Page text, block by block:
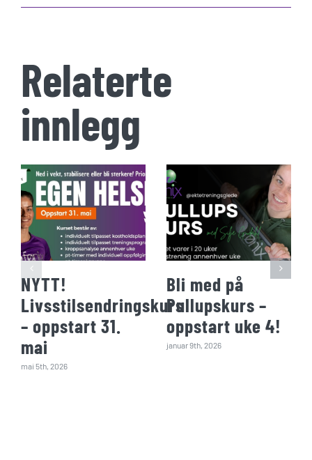
Relaterte
innlegg
NYTT!
Livsstilsendringskurs
– oppstart 31.
mai
mai 5th, 2026
Bli med på
Pullupskurs –
oppstart uke 4!
januar 9th, 2026